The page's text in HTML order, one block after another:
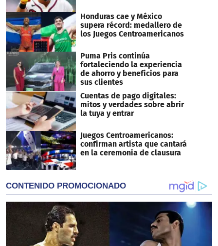
Honduras cae y México
supera récord: medallero de
los Juegos Centroamericanos
Puma Pris continúa
fortaleciendo la experiencia
de ahorro y beneficios para
sus clientes
Cuentas de pago digitales:
mitos y verdades sobre abrir
la tuya y entrar
Juegos Centroamericanos:
confirman artista que cantará
en la ceremonia de clausura